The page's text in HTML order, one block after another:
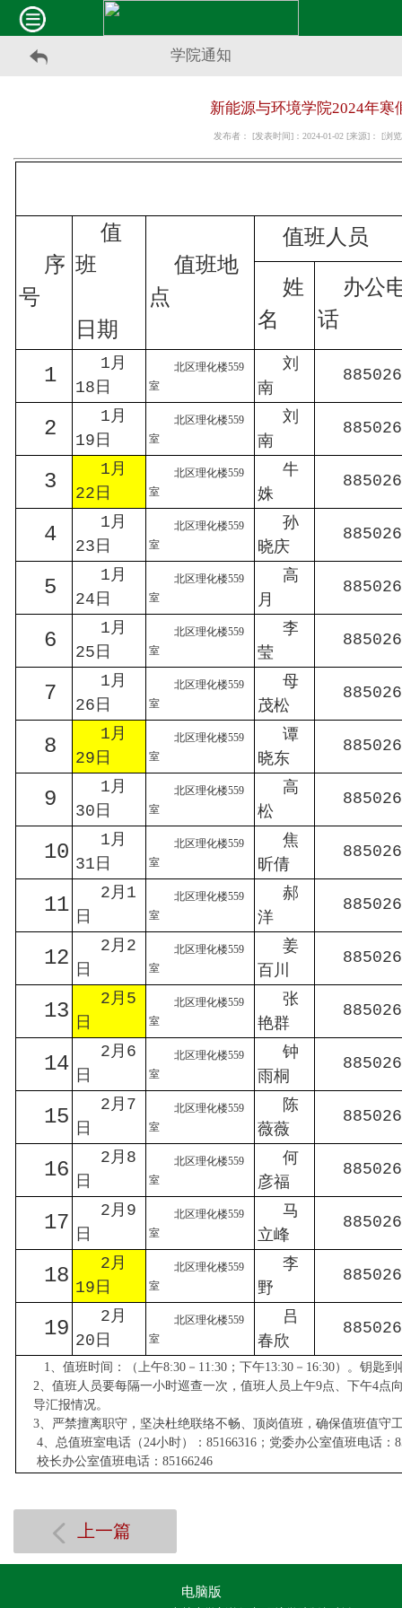
学院通知
新能源与环境学院2024年寒
发布者： [发表时间]：2024-01-02 [来源]： [浏
序
号
值
班
日期
值班地
点
值班人员
姓
名
办公
话
1
1月
18日
北区理化楼559
室
刘
南
2
1月
19日
北区理化楼559
室
刘
南
3
1月
22日
北区理化楼559
室
牛
姝
4
1月
23日
北区理化楼559
室
孙
晓庆
5
1月
24日
北区理化楼559
室
高
月
6
1月
25日
北区理化楼559
室
李
莹
7
1月
26日
北区理化楼559
室
母
茂松
8
1月
29日
北区理化楼559
室
谭
晓东
9
1月
30日
北区理化楼559
室
高
松
10
1月
31日
北区理化楼559
室
焦
昕倩
11
2月1
日
北区理化楼559
室
郝
洋
12
2月2
日
北区理化楼559
室
姜
百川
13
2月5
日
北区理化楼559
室
张
艳群
14
2月6
日
北区理化楼559
室
钟
雨桐
15
2月7
日
北区理化楼559
室
陈
薇薇
16
2月8
日
北区理化楼559
室
何
彦福
17
2月9
日
北区理化楼559
室
马
立峰
18
2月
19日
北区理化楼559
室
李
野
19
2月
20日
北区理化楼559
室
吕
春欣
1、值班时间：（上午8:30－11:30；下午13:30－16:30）。钥匙
2、值班人员要每隔一小时巡查一次，值班人员上午9点、下午4点
导汇报情况。
3、严禁擅离职守，坚决杜绝联络不畅、顶岗值班，确保值班值守
4、总值班室电话（24小时）：85166316；党委办公室值班电话：
校长办公室值班电话：85166246
上一篇
电脑版